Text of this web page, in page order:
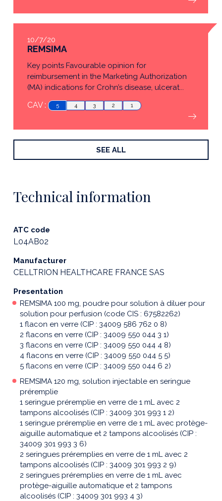
10/7/20
REMSIMA
Key points Favourable opinion for
reimbursement in the Marketing Authorization
(MA) indications for Crohn’s disease, ulcerat...
CAV : 5 4 3 2 1
SEE ALL
Technical information
ATC code
L04AB02
Manufacturer
CELLTRION HEALTHCARE FRANCE SAS
Presentation
REMSIMA 100 mg, poudre pour solution à diluer pour
solution pour perfusion (code CIS : 67582262)
1 flacon en verre (CIP : 34009 586 762 0 8)
2 flacons en verre (CIP : 34009 550 044 3 1)
3 flacons en verre (CIP : 34009 550 044 4 8)
4 flacons en verre (CIP : 34009 550 044 5 5)
5 flacons en verre (CIP : 34009 550 044 6 2)
REMSIMA 120 mg, solution injectable en seringue
préremplie
1 seringue préremplie en verre de 1 mL avec 2
tampons alcoolisés (CIP : 34009 301 993 1 2)
1 seringue préremplie en verre de 1 mL avec protège-
aiguille automatique et 2 tampons alcoolisés (CIP :
34009 301 993 3 6)
2 seringues préremplies en verre de 1 mL avec 2
tampons alcoolisés (CIP : 34009 301 993 2 9)
2 seringues préremplies en verre de 1 mL avec
protège-aiguille automatique et 2 tampons
alcoolisés (CIP : 34009 301 993 4 3)